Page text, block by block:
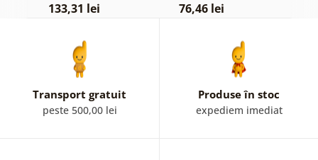
133,31 lei 76,46 lei
Transport gratuit
peste 500,00 lei
Produse în stoc
expediem imediat